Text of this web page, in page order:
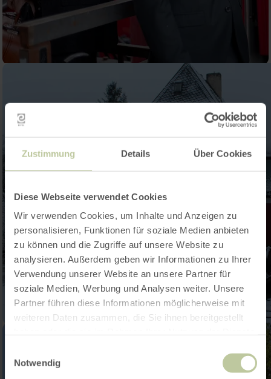
Zustimmung Details Über Cookies
Diese Webseite verwendet Cookies
Wir verwenden Cookies, um Inhalte und Anzeigen zu
personalisieren, Funktionen für soziale Medien anbieten
zu können und die Zugriffe auf unsere Website zu
analysieren. Außerdem geben wir Informationen zu Ihrer
Verwendung unserer Website an unsere Partner für
soziale Medien, Werbung und Analysen weiter. Unsere
Partner führen diese Informationen möglicherweise mit
weiteren Daten zusammen, die Sie ihnen bereitgestellt
Notwendig